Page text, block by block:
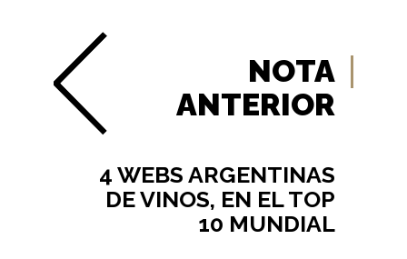
NOTA
ANTERIOR
4 WEBS ARGENTINAS
DE VINOS, EN EL TOP
10 MUNDIAL